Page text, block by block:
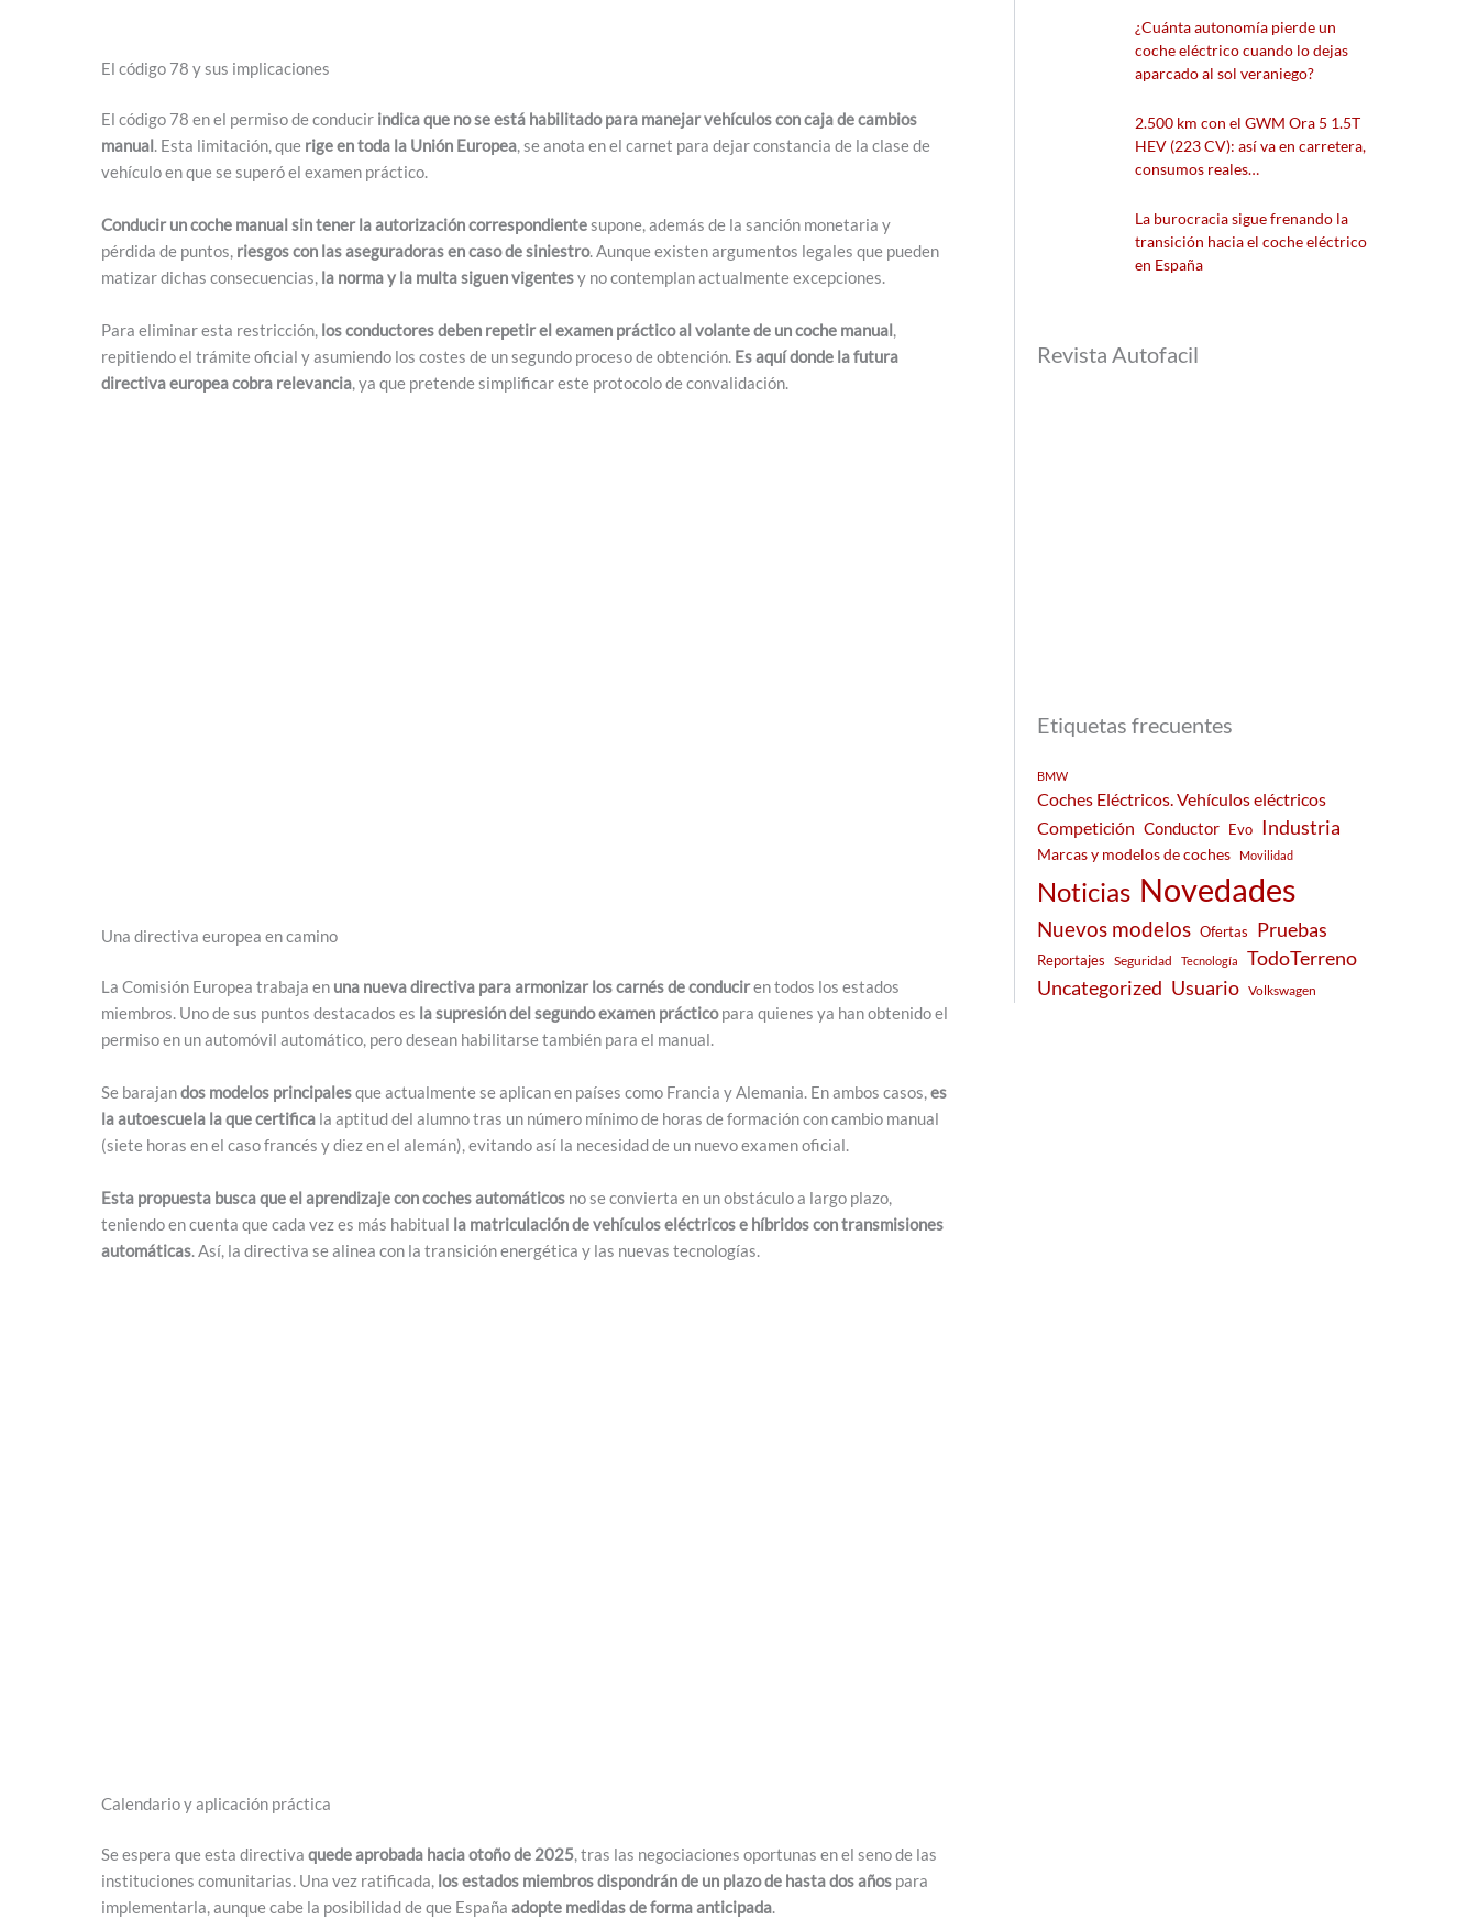
El código 78 y sus implicaciones
El código 78 en el permiso de conducir indica que no se está habilitado para manejar vehículos con caja de cambios
manual. Esta limitación, que rige en toda la Unión Europea, se anota en el carnet para dejar constancia de la clase de
vehículo en que se superó el examen práctico.
Conducir un coche manual sin tener la autorización correspondientesupone, además de la sanción monetaria y
pérdida de puntos, riesgos con las aseguradoras en caso de siniestro. Aunque existen argumentos legales que pueden
matizar dichas consecuencias, la norma y la multa siguen vigentesy no contemplan actualmente excepciones.
Para eliminar esta restricción, los conductores deben repetir el examen práctico al volante de un coche manual,
repitiendo el trámite oficial y asumiendo los costes de un segundo proceso de obtención. Es aquí donde la futura
directiva europea cobra relevancia, ya que pretende simplificar este protocolo de convalidación.
Una directiva europea en camino
La Comisión Europea trabaja en una nueva directiva para armonizar los carnés de conduciren todos los estados
miembros. Uno de sus puntos destacados es la supresión del segundo examen prácticopara quienes ya han obtenido el
permiso en un automóvil automático, pero desean habilitarse también para el manual.
Se barajandos modelos principalesque actualmente se aplican en países como Francia y Alemania. En ambos casos,es
la autoescuela la que certifica la aptitud del alumno tras un número mínimo de horas de formación con cambio manual
(siete horas en el caso francés y diez en el alemán), evitando así la necesidad de un nuevo examen oficial.
Esta propuesta busca que el aprendizaje con coches automáticos no se convierta en un obstáculo a largo plazo,
teniendo en cuenta que cada vez es más habitual la matriculación de vehículos eléctricos e híbridos con transmisiones
automáticas. Así, la directiva se alinea con la transición energética y las nuevas tecnologías.
Calendario y aplicación práctica
Se espera que esta directiva quede aprobada hacia otoño de 2025, tras las negociaciones oportunas en el seno de las
instituciones comunitarias. Una vez ratificada, los estados miembros dispondrán de un plazo de hasta dos años para
implementarla, aunque cabe la posibilidad de que España adopte medidas de forma anticipada.
¿Cuánta autonomía pierde un
coche eléctrico cuando lo dejas
aparcado al sol veraniego?
2.500 km con el GWM Ora 5 1.5T
HEV (223 CV): así va en carretera,
consumos reales…
La burocracia sigue frenando la
transición hacia el coche eléctrico
en España
Revista Autofacil
Etiquetas frecuentes
BMW
Coches Eléctricos. Vehículos eléctricos
Competición Conductor Evo Industria
Marcas y modelos de coches Movilidad
Noticias Novedades
Nuevos modelos Ofertas Pruebas
Reportajes Seguridad Tecnología
TodoTerreno
Uncategorized Usuario Volkswagen